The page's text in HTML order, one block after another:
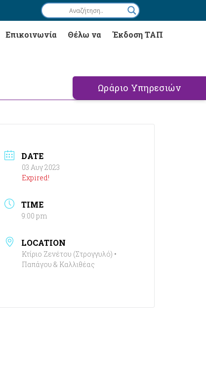
Επικοινωνία Θέλω να Έκδοση ΤΑΠ
Ωράριο Υπηρεσιών
DATE
03 Αυγ 2023
Expired!
TIME
9:00 pm
LOCATION
Κτίριο Ζενέτου (Στρογγυλό) •
Παπάγου & Καλλιθέας